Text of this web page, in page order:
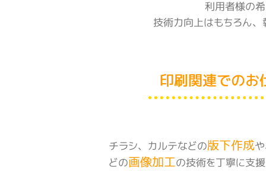
利用者様の
技術力向上はもちろん、
印刷関連でのお
チラシ、カルテなどの版下作成や
どの画像加工の技術を丁寧に支